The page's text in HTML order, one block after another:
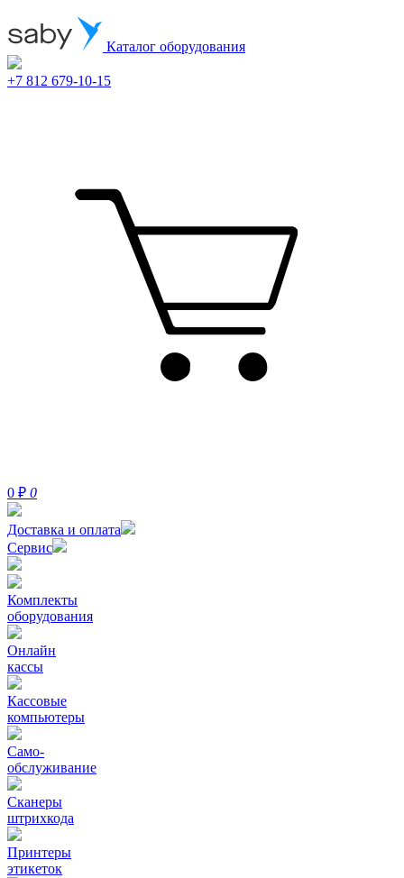
Каталог оборудования
+7 812 679-10-15
0 ₽ 0
Доставка и оплата
Сервис
Комплекты
оборудования
Онлайн
кассы
Кассовые
компьютеры
Само-
обслуживание
Сканеры
штрихкода
Принтеры
этикеток